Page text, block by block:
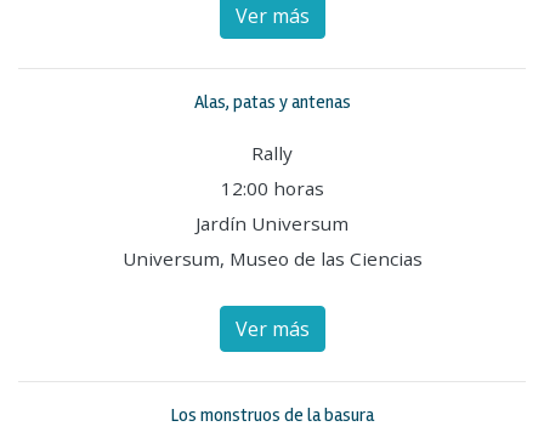
Ver más
Alas, patas y antenas
Rally
12:00 horas
Jardín Universum
Universum, Museo de las Ciencias
Ver más
Los monstruos de la basura